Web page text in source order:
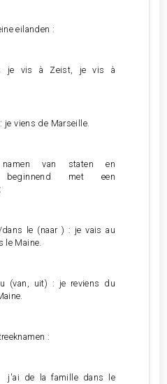
eilanden :
je vis à Zeist, je vis à
je viens de Marseille.
namen van staten en
beginnend met een
le (naar ) : je vais au
le Maine.
(van, uit) : je reviens du
:
j'ai de la famille dans le